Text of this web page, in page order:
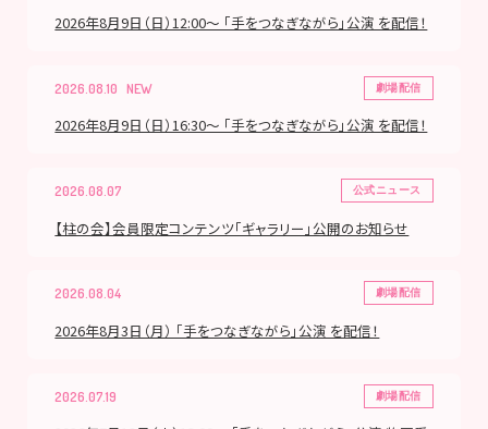
2026年8月9日（日）12:00～ 「手をつなぎながら」公演 を配信！
2026.08.10 劇場配信
2026年8月9日（日）16:30～ 「手をつなぎながら」公演 を配信！
2026.08.07 公式ニュース
【柱の会】会員限定コンテンツ「ギャラリー」公開のお知らせ
2026.08.04 劇場配信
2026年8月3日（月） 「手をつなぎながら」公演 を配信！
2026.07.19 劇場配信